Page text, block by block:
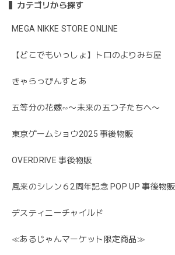
カテゴリから探す
MEGA NIKKE STORE ONLINE
【どこでもいっしょ】トロのよりみち屋
きゃらっぴんすとあ
五等分の花嫁∽〜未来の五つ子たちへ〜
東京ゲームショウ2025 事後物販
OVERDRIVE 事後物販
風来のシレン６2周年記念 POP UP 事後物販
デスティニーチャイルド
≪あるじゃんマーケット限定商品≫